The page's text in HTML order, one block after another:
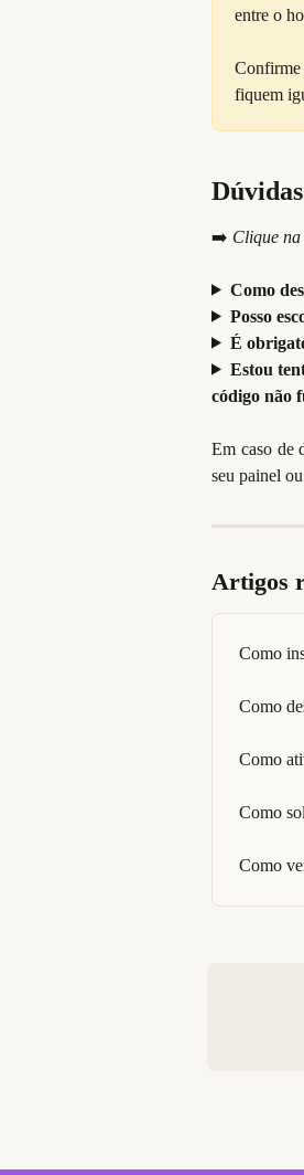
entre o
Confirme
fiquem
➡️ Clique
Como
Posso
É
Estou
código não
Em caso de
seu painel
Artigos
Como
Como
Como
Como
Como